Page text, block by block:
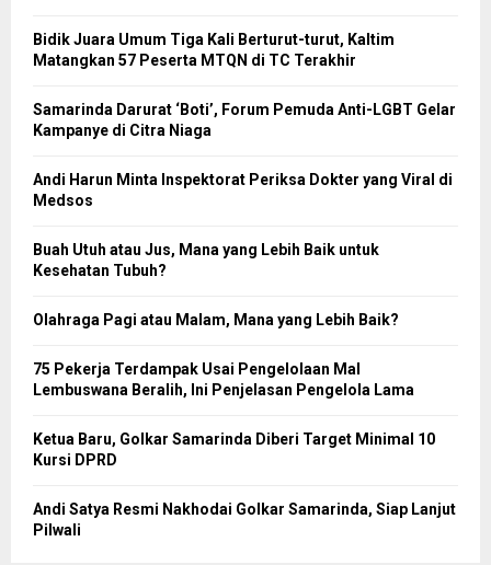
Bidik Juara Umum Tiga Kali Berturut-turut, Kaltim
Matangkan 57 Peserta MTQN di TC Terakhir
Samarinda Darurat ‘Boti’, Forum Pemuda Anti-LGBT Gelar
Kampanye di Citra Niaga
Andi Harun Minta Inspektorat Periksa Dokter yang Viral di
Medsos
Buah Utuh atau Jus, Mana yang Lebih Baik untuk
Kesehatan Tubuh?
Olahraga Pagi atau Malam, Mana yang Lebih Baik?
75 Pekerja Terdampak Usai Pengelolaan Mal
Lembuswana Beralih, Ini Penjelasan Pengelola Lama
Ketua Baru, Golkar Samarinda Diberi Target Minimal 10
Kursi DPRD
Andi Satya Resmi Nakhodai Golkar Samarinda, Siap Lanjut
Pilwali